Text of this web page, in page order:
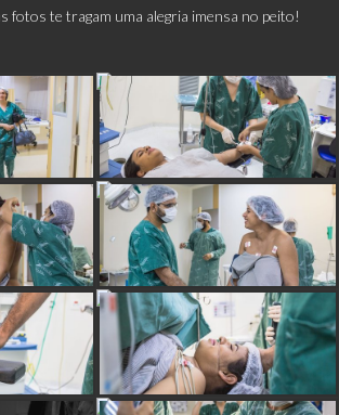
fotos te tragam uma alegria imensa no peito!